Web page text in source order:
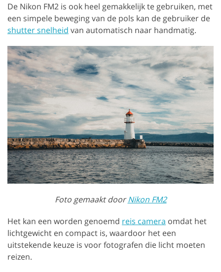
De Nikon FM2 is ook heel gemakkelijk te gebruiken, met
een simpele beweging van de pols kan de gebruiker de
shutter snelheid van automatisch naar handmatig.
Foto gemaakt doorNikon FM2
Het kan een worden genoemd reis camera omdat het
lichtgewicht en compact is, waardoor het een
uitstekende keuze is voor fotografen die licht moeten
reizen.